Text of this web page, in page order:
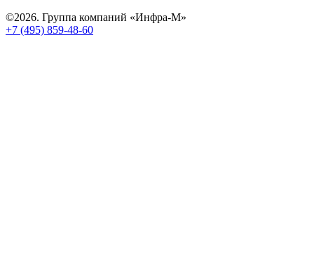
©2026. Группа компаний «Инфра-М»
+7 (495) 859-48-60